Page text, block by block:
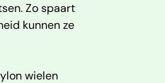
Zo spaart
kunnen ze
wielen